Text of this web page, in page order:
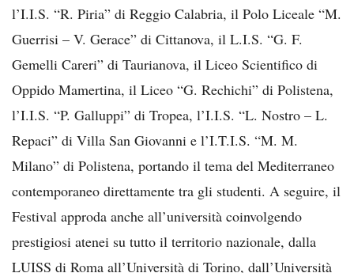
l’I.I.S. “R. Piria” di Reggio Calabria, il Polo Liceale “M.
Guerrisi – V. Gerace” di Cittanova, il L.I.S. “G. F.
Gemelli Careri” di Taurianova, il Liceo Scientifico di
Oppido Mamertina, il Liceo “G. Rechichi” di Polistena,
l’I.I.S. “P. Galluppi” di Tropea, l’I.I.S. “L. Nostro – L.
Repaci” di Villa San Giovanni e l’I.T.I.S. “M. M.
Milano” di Polistena, portando il tema del Mediterraneo
contemporaneo direttamente tra gli studenti. A seguire, il
Festival approda anche all’università coinvolgendo
prestigiosi atenei su tutto il territorio nazionale, dalla
LUISS di Roma all’Università di Torino, dall’Università